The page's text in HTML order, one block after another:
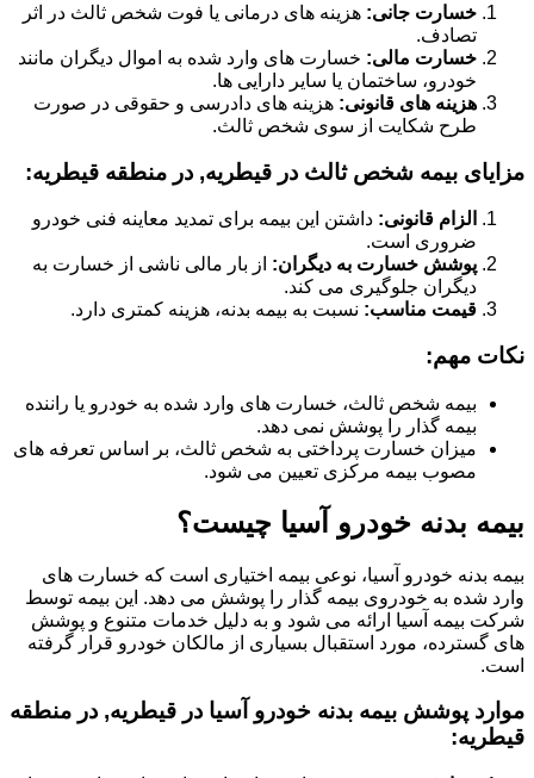
خسارت جانی: هزینه های درمانی یا فوت شخص ثالث در اثر
تصادف.
خسارت مالی: خسارت های وارد شده به اموال دیگران مانند
خودرو، ساختمان یا سایر دارایی ها.
هزینه های قانونی: هزینه های دادرسی و حقوقی در صورت
طرح شکایت از سوی شخص ثالث.
مزایای بیمه شخص ثالث در قیطریه, در منطقه قیطریه:
الزام قانونی: داشتن این بیمه برای تمدید معاینه فنی خودرو
ضروری است.
پوشش خسارت به دیگران: از بار مالی ناشی از خسارت به
دیگران جلوگیری می کند.
قیمت مناسب: نسبت به بیمه بدنه، هزینه کمتری دارد.
نکات مهم:
بیمه شخص ثالث، خسارت های وارد شده به خودرو یا راننده
بیمه گذار را پوشش نمی دهد.
میزان خسارت پرداختی به شخص ثالث، بر اساس تعرفه های
مصوب بیمه مرکزی تعیین می شود.
بیمه بدنه خودرو آسیا چیست؟
بیمه بدنه خودرو آسیا، نوعی بیمه اختیاری است که خسارت های
وارد شده به خودروی بیمه گذار را پوشش می دهد. این بیمه توسط
شرکت بیمه آسیا ارائه می شود و به دلیل خدمات متنوع و پوشش
های گسترده، مورد استقبال بسیاری از مالکان خودرو قرار گرفته
است.
موارد پوشش بیمه بدنه خودرو آسیا در قیطریه, در منطقه
قیطریه: